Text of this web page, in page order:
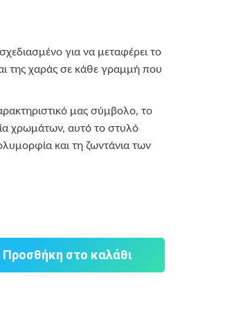
για να μεταφέρει το
της χαράς σε κάθε γραμμή που
μας σύμβολο, το
χρωμάτων, αυτό το στυλό
και τη ζωντάνια των
Προσθήκη στο καλάθι